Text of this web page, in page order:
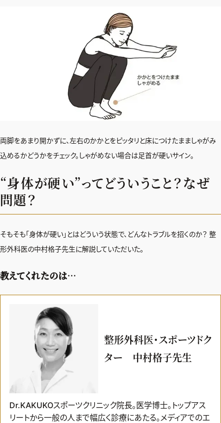
両脚をあまり開かずに、左右のかかとをピッタリと床につけたまましゃがみ
込めるかどうかをチェック。しゃがめない場合は足首が硬いサイン。
“身体が硬い”ってどういうこと？なぜ
問題？
そもそも「身体が硬い」とはどういう状態で、どんなトラブルを招くのか？ 整
形外科医の中村格子先生に解説していただいた。
教えてくれたのは…
整形外科医・スポーツドク
ター 中村格子先生
Dr.KAKUKOスポーツクリニック院長。医学博士。トップアス
リートから一般の人まで幅広く診療にあたる。メディアでのエ